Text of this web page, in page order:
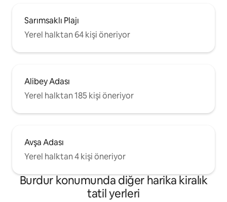
Sarımsaklı Plajı
Yerel halktan 64 kişi öneriyor
Alibey Adası
Yerel halktan 185 kişi öneriyor
Avşa Adası
Yerel halktan 4 kişi öneriyor
Burdur konumunda diğer harika kiralık
tatil yerleri